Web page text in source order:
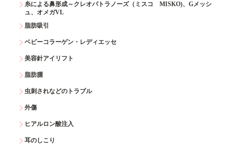
糸による鼻形成～クレオパトラノーズ（ミスコ MISKO)、Gメッシ
ュ、オメガVL
脂肪吸引
ベビーコラーゲン・レディエッセ
美容針アイリフト
脂肪腫
虫刺されなどのトラブル
外傷
ヒアルロン酸注入
耳のしこり